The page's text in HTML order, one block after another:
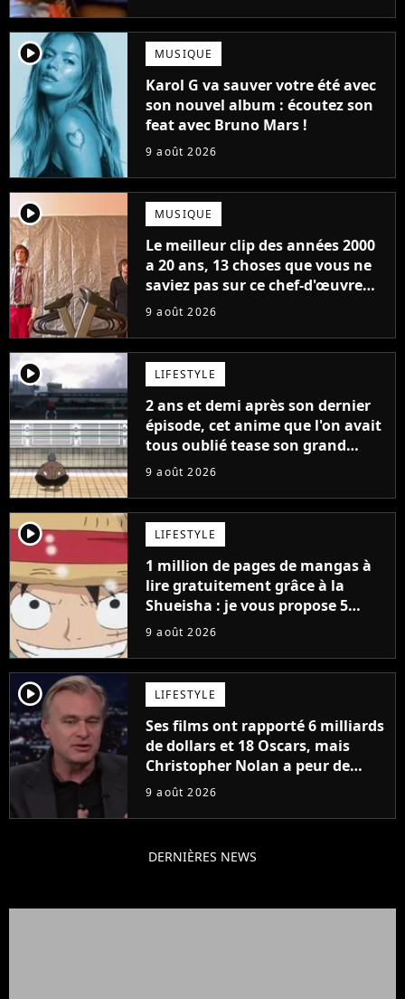
player2 MUSIQUE
Karol G va sauver votre été avec
son nouvel album : écoutez son
feat avec Bruno Mars !
9 août 2026
player2 MUSIQUE
Le meilleur clip des années 2000
a 20 ans, 13 choses que vous ne
saviez pas sur ce chef-d'œuvre
qui a révolutionné YouTube
9 août 2026
player2 LIFESTYLE
2 ans et demi après son dernier
épisode, cet anime que l'on avait
tous oublié tease son grand
retour
9 août 2026
player2 LIFESTYLE
1 million de pages de mangas à
lire gratuitement grâce à la
Shueisha : je vous propose 5
mangas jamais sortis en France
9 août 2026
player2 LIFESTYLE
Ses films ont rapporté 6 milliards
de dollars et 18 Oscars, mais
Christopher Nolan a peur de
tourner un genre de films très
9 août 2026
DERNIÈRES NEWS